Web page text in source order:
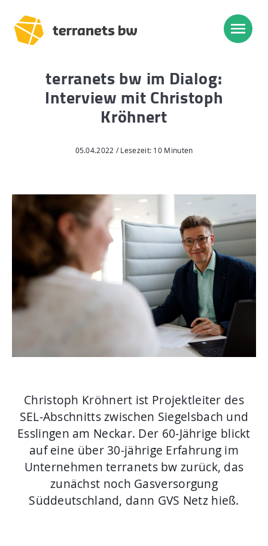
Trassenverlauf SEL:
Lampertheim – Heidelberg
Heilbronn – Löchgau
Esslingen a. N. – Bissingen
Start
Planung, Bau, Betrieb
Aktuelles
Mediathek
Newsletter
Suche
terranets bw im Dialog:
Interview mit Christoph
Kröhnert
05.04.2022 / Lesezeit: 10 Minuten
Christoph Kröhnert ist Projektleiter des
SEL-Abschnitts zwischen Siegelsbach und
Esslingen am Neckar. Der 60-Jährige blickt
auf eine über 30-jährige Erfahrung im
Unternehmen terranets bw zurück, das
zunächst noch Gasversorgung
Süddeutschland, dann GVS Netz hieß.